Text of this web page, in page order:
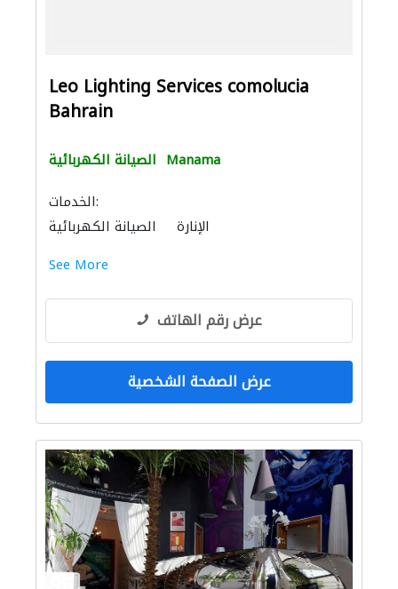
Leo Lighting Services comolucia
Bahrain
الصيانة الكهربائية Manama
الخدمات:
الصيانة الكهربائية
الإنارة
See More
عرض رقم الهاتف
عرض الصفحة الشخصية